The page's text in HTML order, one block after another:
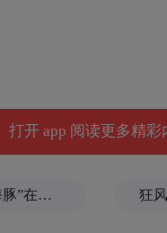
打开 app 阅读更多精彩
台风“白海豚”在浙江玉环登陆，大片树木被吹倒